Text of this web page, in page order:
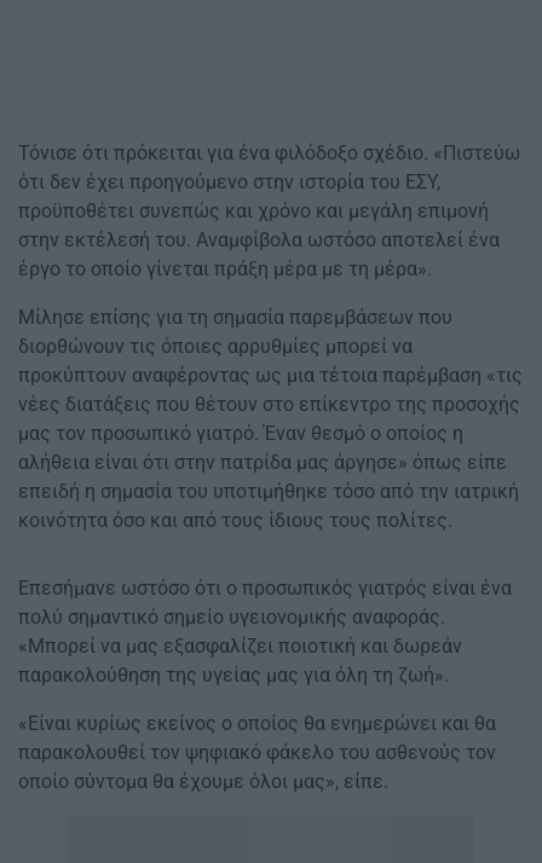
Τόνισε ότι πρόκειται για ένα φιλόδοξο σχέδιο. «Πιστεύω
ότι δεν έχει προηγούμενο στην ιστορία του ΕΣΥ,
προϋποθέτει συνεπώς και χρόνο και μεγάλη επιμονή
στην εκτέλεσή του. Αναμφίβολα ωστόσο αποτελεί ένα
έργο το οποίο γίνεται πράξη μέρα με τη μέρα».
Μίλησε επίσης για τη σημασία παρεμβάσεων που
διορθώνουν τις όποιες αρρυθμίες μπορεί να
προκύπτουν αναφέροντας ως μια τέτοια παρέμβαση «τις
νέες διατάξεις που θέτουν στο επίκεντρο της προσοχής
μας τον προσωπικό γιατρό. Έναν θεσμό ο οποίος η
αλήθεια είναι ότι στην πατρίδα μας άργησε» όπως είπε
επειδή η σημασία του υποτιμήθηκε τόσο από την ιατρική
κοινότητα όσο και από τους ίδιους τους πολίτες.
Επεσήμανε ωστόσο ότι ο προσωπικός γιατρός είναι ένα
πολύ σημαντικό σημείο υγειονομικής αναφοράς.
«Μπορεί να μας εξασφαλίζει ποιοτική και δωρεάν
παρακολούθηση της υγείας μας για όλη τη ζωή».
«Είναι κυρίως εκείνος ο οποίος θα ενημερώνει και θα
παρακολουθεί τον ψηφιακό φάκελο του ασθενούς τον
οποίο σύντομα θα έχουμε όλοι μας», είπε.